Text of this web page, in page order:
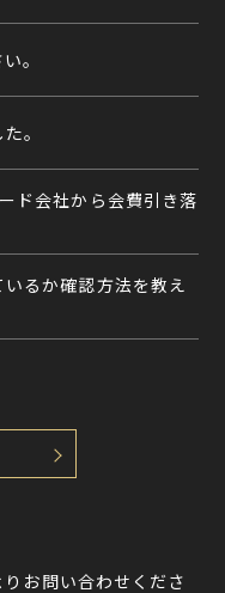
。
。
ド会社から会費引き落
るか確認方法を教え
お問い合わせくださ